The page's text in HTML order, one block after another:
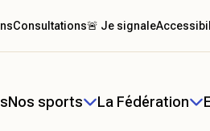
Nos sports La Fédération
Consultations🚨 Je signale